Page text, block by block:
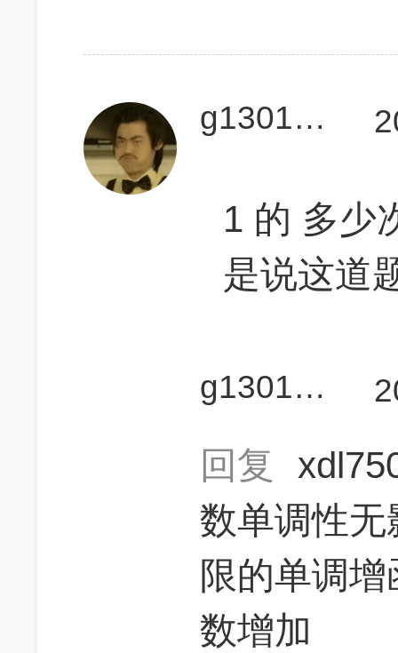
g130100097
1 的 多少
是说这道
g130100097
回复
数单调性
限的单调
数增加